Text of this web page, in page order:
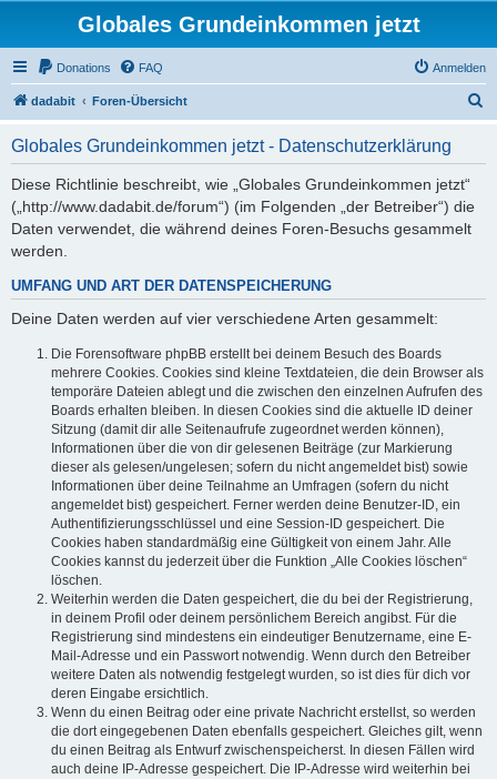
Globales Grundeinkommen jetzt
Donations FAQ Anmelden
dadabit Foren-Übersicht
Globales Grundeinkommen jetzt - Datenschutzerklärung
Diese Richtlinie beschreibt, wie „Globales Grundeinkommen jetzt“
(„http://www.dadabit.de/forum“) (im Folgenden „der Betreiber“) die
Daten verwendet, die während deines Foren-Besuchs gesammelt
werden.
UMFANG UND ART DER DATENSPEICHERUNG
Deine Daten werden auf vier verschiedene Arten gesammelt:
Die Forensoftware phpBB erstellt bei deinem Besuch des Boards
mehrere Cookies. Cookies sind kleine Textdateien, die dein Browser als
temporäre Dateien ablegt und die zwischen den einzelnen Aufrufen des
Boards erhalten bleiben. In diesen Cookies sind die aktuelle ID deiner
Sitzung (damit dir alle Seitenaufrufe zugeordnet werden können),
Informationen über die von dir gelesenen Beiträge (zur Markierung
dieser als gelesen/ungelesen; sofern du nicht angemeldet bist) sowie
Informationen über deine Teilnahme an Umfragen (sofern du nicht
angemeldet bist) gespeichert. Ferner werden deine Benutzer-ID, ein
Authentifizierungsschlüssel und eine Session-ID gespeichert. Die
Cookies haben standardmäßig eine Gültigkeit von einem Jahr. Alle
Cookies kannst du jederzeit über die Funktion „Alle Cookies löschen“
löschen.
Weiterhin werden die Daten gespeichert, die du bei der Registrierung,
in deinem Profil oder deinem persönlichem Bereich angibst. Für die
Registrierung sind mindestens ein eindeutiger Benutzername, eine E-
Mail-Adresse und ein Passwort notwendig. Wenn durch den Betreiber
weitere Daten als notwendig festgelegt wurden, so ist dies für dich vor
deren Eingabe ersichtlich.
Wenn du einen Beitrag oder eine private Nachricht erstellst, so werden
die dort eingegebenen Daten ebenfalls gespeichert. Gleiches gilt, wenn
du einen Beitrag als Entwurf zwischenspeicherst. In diesen Fällen wird
auch deine IP-Adresse gespeichert. Die IP-Adresse wird weiterhin bei